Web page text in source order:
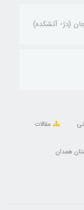
(دژ- آتشکده)
مقالات
همدان